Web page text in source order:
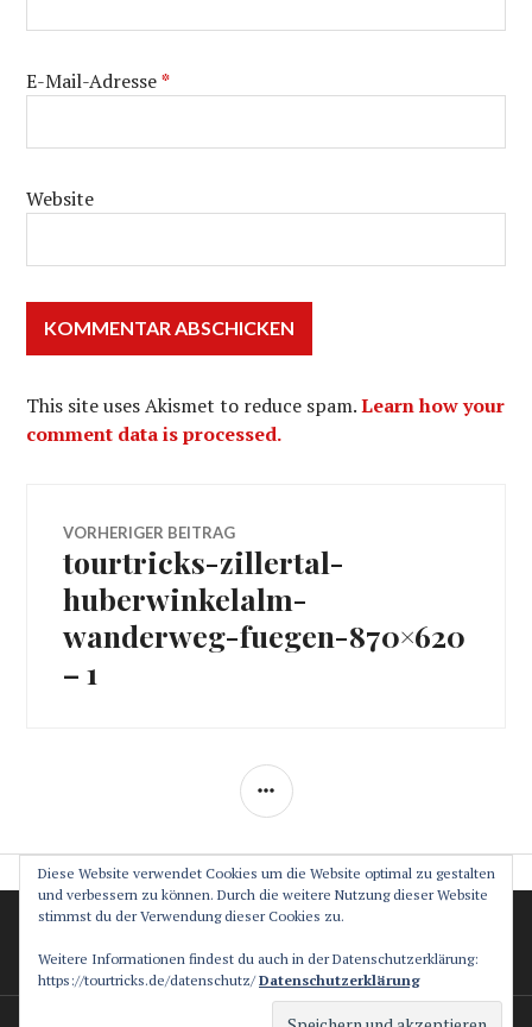
E-Mail-Adresse*
Website
This site uses Akismet to reduce spam.Learn how your
comment data is processed.
Beitragsnavigation
VORHERIGER BEITRAG
Vorheriger
Beitrag:
tourtricks-zillertal-
huberwinkelalm-
wanderweg-fuegen-870×620
– 1
SEITENLEISTE
Datenschutz
Impressum
Stolz präsentiert von WordPress Theme: Canard von
Diese Website verwendet Cookies um die Website optimal zu gestalten
und verbessern zu können. Durch die weitere Nutzung dieser Website
stimmst du der Verwendung dieser Cookies zu.
Weitere Informationen findest du auch in der Datenschutzerklärung:
https://tourtricks.de/datenschutz/Datenschutzerklärung